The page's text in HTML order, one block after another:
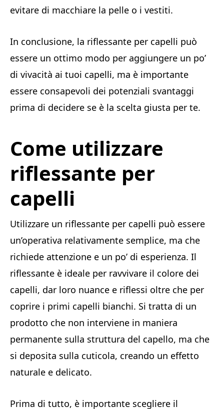
evitare di macchiare la pelle o i vestiti.
In conclusione, la riflessante per capelli può
essere un ottimo modo per aggiungere un po’
di vivacità ai tuoi capelli, ma è importante
essere consapevoli dei potenziali svantaggi
prima di decidere se è la scelta giusta per te.
Come utilizzare
riflessante per
capelli
Utilizzare un riflessante per capelli può essere
un’operativa relativamente semplice, ma che
richiede attenzione e un po’ di esperienza. Il
riflessante è ideale per ravvivare il colore dei
capelli, dar loro nuance e riflessi oltre che per
coprire i primi capelli bianchi. Si tratta di un
prodotto che non interviene in maniera
permanente sulla struttura del capello, ma che
si deposita sulla cuticola, creando un effetto
naturale e delicato.
Prima di tutto, è importante scegliere il